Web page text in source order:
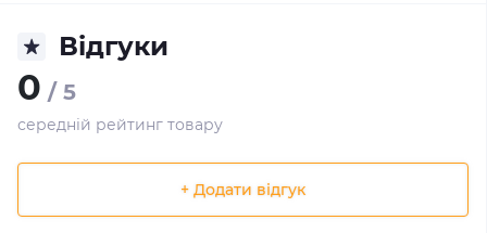
Відгуки
0 / 5
середній рейтинг товару
+ Додати відгук